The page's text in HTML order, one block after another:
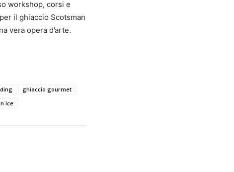
workshop, corsi e
il ghiaccio Scotsman
vera opera d’arte.
ghiaccio gourmet
Ice